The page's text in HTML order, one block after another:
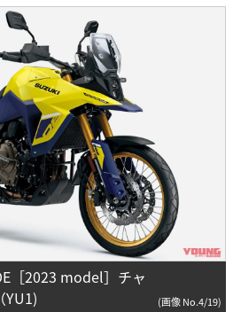
［2023 model］チャ
YU1)
(画像 No.4/19)